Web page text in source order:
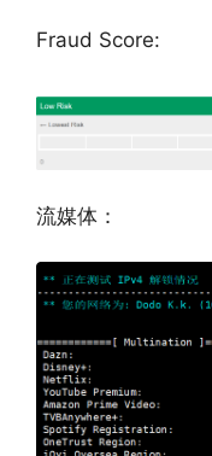
Fraud Score:
流媒体：